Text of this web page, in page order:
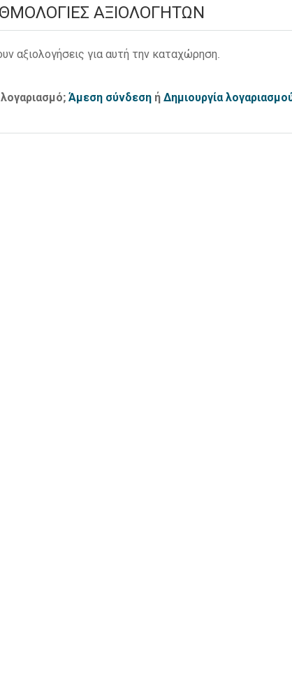
ΑΞΙΟΛΟΓΗΤΏΝ
αξιολογήσεις για αυτή την καταχώρηση.
Άμεση σύνδεση ή Δημιουργία